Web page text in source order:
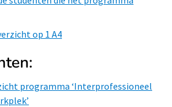
op 1 A4
programma ‘Interprofessioneel